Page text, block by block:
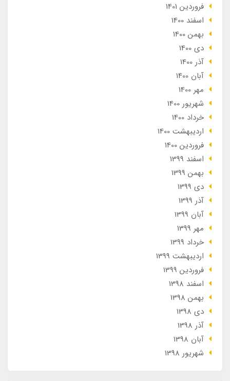
فروردین 1401
اسفند 1400
بهمن 1400
دی 1400
آذر 1400
آبان 1400
مهر 1400
شهریور 1400
خرداد 1400
ارديبهشت 1400
فروردین 1400
اسفند 1399
بهمن 1399
دی 1399
آذر 1399
آبان 1399
مهر 1399
خرداد 1399
ارديبهشت 1399
فروردین 1399
اسفند 1398
بهمن 1398
دی 1398
آذر 1398
آبان 1398
شهریور 1398